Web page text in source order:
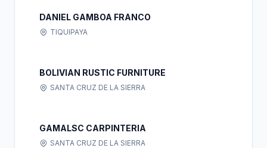
DANIEL GAMBOA FRANCO
TIQUIPAYA
BOLIVIAN RUSTIC FURNITURE
SANTA CRUZ DE LA SIERRA
GAMALSC CARPINTERIA
SANTA CRUZ DE LA SIERRA